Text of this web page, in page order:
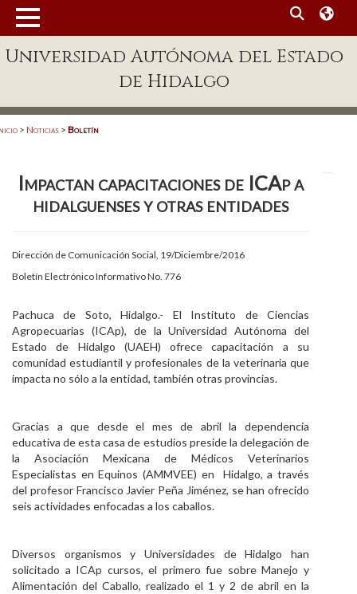
Enlaces
Patronato
Publicaciones en línea
Acreditación Internacional
Alumnado
Aspirantes
Personal
Visitantes
Universidad Autónoma del Estado
de Hidalgo
> Noticias > Boletín
Impactan capacitaciones de ICAp a
hidalguenses y otras entidades
Dirección de Comunicación Social, 19/Diciembre/2016
Boletín Electrónico Informativo No. 776
Pachuca de Soto, Hidalgo.- El Instituto de Ciencias
Agropecuarias (ICAp), de la Universidad Autónoma del
Estado de Hidalgo (UAEH) ofrece capacitación a su
comunidad estudiantil y profesionales de la veterinaria que
impacta no sólo a la entidad, también otras provincias.
Gracias a que desde el mes de abril la dependencia
educativa de esta casa de estudios preside la delegación de
la Asociación Mexicana de Médicos Veterinarios
Especialistas en Equinos (AMMVEE) en Hidalgo, a través
del profesor Francisco Javier Peña Jiménez, se han ofrecido
seis actividades enfocadas a los caballos.
Diversos organismos y Universidades de Hidalgo han
solicitado a ICAp cursos, el primero fue sobre Manejo y
Alimentación del Caballo, realizado el 1 y 2 de abril en la